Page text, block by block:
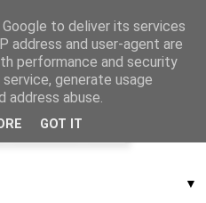
▼
to deliver its services
address and user-agent are
performance and security
generate usage
abuse.
GOT IT